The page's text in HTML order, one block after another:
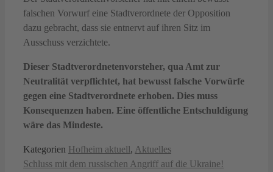
falschen Vorwurf eine Stadtverordnete der Opposition
dazu gebracht, dass sie entnervt auf ihren Sitz im
Ausschuss verzichtete.
Dieser Stadtverordnetenvorsteher, qua Amt zur
Neutralität verpflichtet, hat bewusst falsche Vorwürfe
gegen eine Stadtverordnete erhoben. Dies muss
Konsequenzen haben. Eine öffentliche Entschuldigung
wäre das Mindeste.
Kategorien Hofheim aktuell, Aktuelles
Schluss mit dem russischen Angriff auf die Ukraine!